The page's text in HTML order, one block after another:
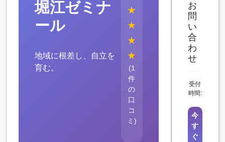
堀江ゼミナ
ール
地域に根差し、自立を
育む。
★
★
★
★
(1
件
の
口
コ
ミ)
お
問
い
合
わ
せ
受付
時間:
今
す
ぐ